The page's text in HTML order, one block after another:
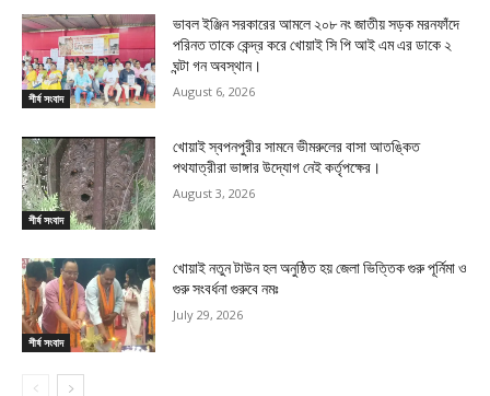
শীর্ষ সংবাদ
ভাবল ইঞ্জিন সরকারের আমলে ২০৮ নং জাতীয় সড়ক মরনফাঁদে
পরিনত তাকে কেন্দ্র করে খোয়াই সি পি আই এম এর ডাকে ২
ঘন্টা গন অবস্থান।
August 6, 2026
শীর্ষ সংবাদ
খোয়াই স্বপনপুরীর সামনে ভীমরুলের বাসা আতঙ্কিত
পথযাত্রীরা ভাঙ্গার উদ্যোগ নেই কর্তৃপক্ষের।
August 3, 2026
শীর্ষ সংবাদ
খোয়াই নতুন টাউন হল অনুষ্ঠিত হয় জেলা ভিত্তিক গুরু পূর্নিমা ও
গুরু সংবর্ধনা গুরুবে নমঃ
July 29, 2026